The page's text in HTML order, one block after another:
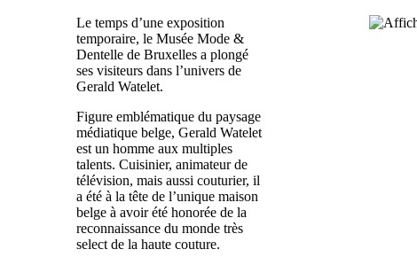
Le temps d’une exposition
temporaire, le Musée Mode &
Dentelle de Bruxelles a plongé
ses visiteurs dans l’univers de
Gerald Watelet.
Figure emblématique du paysage
médiatique belge, Gerald Watelet
est un homme aux multiples
talents. Cuisinier, animateur de
télévision, mais aussi couturier, il
a été à la tête de l’unique maison
belge à avoir été honorée de la
reconnaissance du monde très
select de la haute couture.